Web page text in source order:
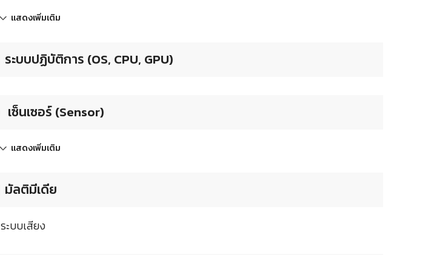
แสดงเพิ่มเติม
ระบบปฏิบัติการ (OS, CPU, GPU)
เซ็นเซอร์ (Sensor)
แสดงเพิ่มเติม
มัลติมีเดีย
ระบบเสียง